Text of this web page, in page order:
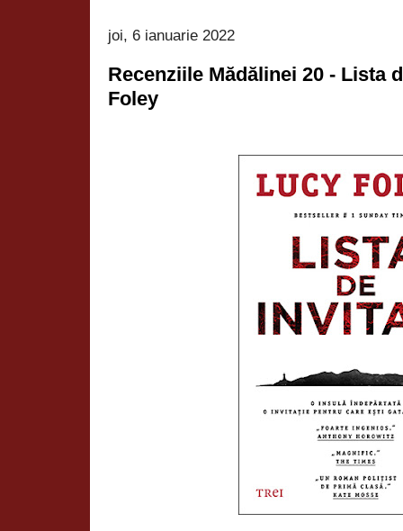
joi, 6 ianuarie 2022
Recenziile Mădălinei 20 - Lista
Foley